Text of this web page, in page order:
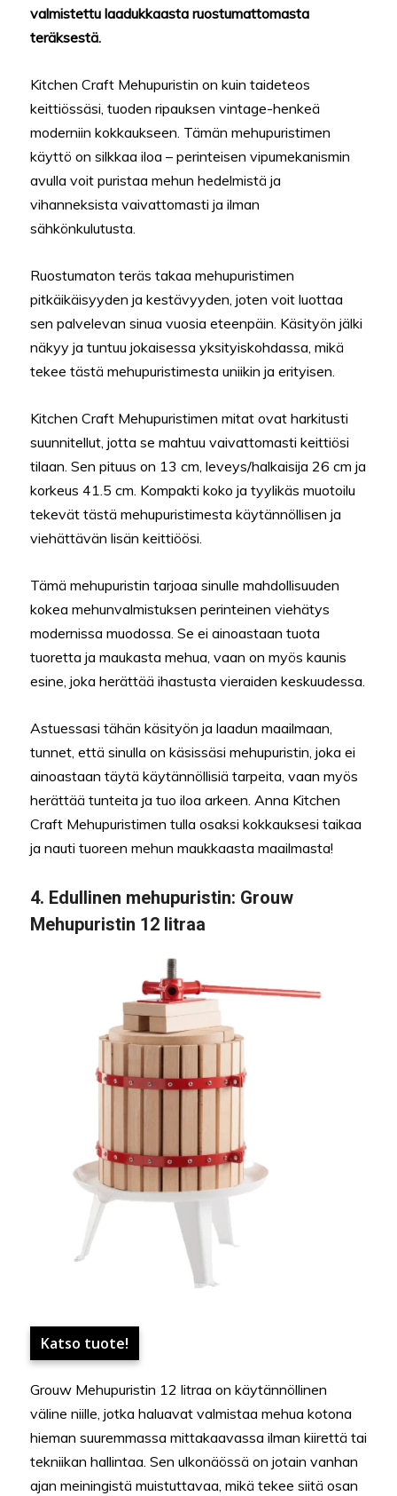
valmistettu laadukkaasta ruostumattomasta
teräksestä.
Kitchen Craft Mehupuristin on kuin taideteos
keittiössäsi, tuoden ripauksen vintage-henkeä
moderniin kokkaukseen. Tämän mehupuristimen
käyttö on silkkaa iloa – perinteisen vipumekanismin
avulla voit puristaa mehun hedelmistä ja
vihanneksista vaivattomasti ja ilman
sähkönkulutusta.
Ruostumaton teräs takaa mehupuristimen
pitkäikäisyyden ja kestävyyden, joten voit luottaa
sen palvelevan sinua vuosia eteenpäin. Käsityön jälki
näkyy ja tuntuu jokaisessa yksityiskohdassa, mikä
tekee tästä mehupuristimesta uniikin ja erityisen.
Kitchen Craft Mehupuristimen mitat ovat harkitusti
suunnitellut, jotta se mahtuu vaivattomasti keittiösi
tilaan. Sen pituus on 13 cm, leveys/halkaisija 26 cm ja
korkeus 41.5 cm. Kompakti koko ja tyylikäs muotoilu
tekevät tästä mehupuristimesta käytännöllisen ja
viehättävän lisän keittiöösi.
Tämä mehupuristin tarjoaa sinulle mahdollisuuden
kokea mehunvalmistuksen perinteinen viehätys
modernissa muodossa. Se ei ainoastaan tuota
tuoretta ja maukasta mehua, vaan on myös kaunis
esine, joka herättää ihastusta vieraiden keskuudessa.
Astuessasi tähän käsityön ja laadun maailmaan,
tunnet, että sinulla on käsissäsi mehupuristin, joka ei
ainoastaan täytä käytännöllisiä tarpeita, vaan myös
herättää tunteita ja tuo iloa arkeen. Anna Kitchen
Craft Mehupuristimen tulla osaksi kokkauksesi taikaa
ja nauti tuoreen mehun maukkaasta maailmasta!
4. Edullinen mehupuristin: Grouw
Mehupuristin 12 litraa
Katso tuote!
Grouw Mehupuristin 12 litraa on käytännöllinen
väline niille, jotka haluavat valmistaa mehua kotona
hieman suuremmassa mittakaavassa ilman kiirettä tai
tekniikan hallintaa. Sen ulkonäössä on jotain vanhan
ajan meiningistä muistuttavaa, mikä tekee siitä osan